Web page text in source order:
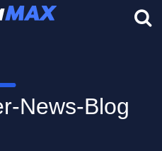
News-Blog